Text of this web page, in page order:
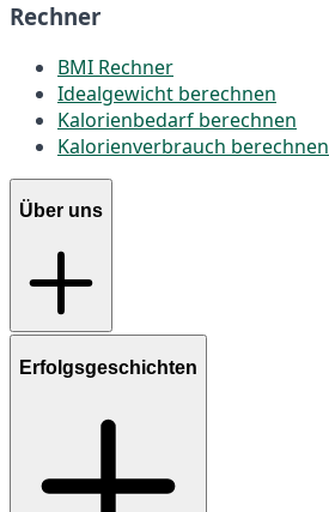
Rechner
BMI Rechner
Idealgewicht berechnen
Kalorienbedarf berechnen
Kalorienverbrauch berechnen
Über uns
Erfolgsgeschichten